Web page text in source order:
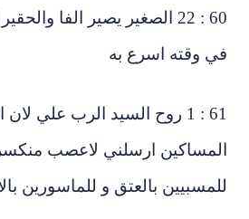
60 : 22 الصغير يصير الفا والحقير
وقته اسرع به
61 : 1 روح السيد الرب علي لان
ارسلني لاعصب منكسري
بالعتق و للماسورين